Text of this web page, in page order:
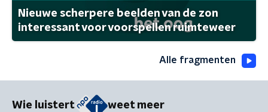
Nieuwe scherpere beelden van de zon
interessant voor voorspellen ruimteweer
Alle fragmenten
Wie luistert weet meer